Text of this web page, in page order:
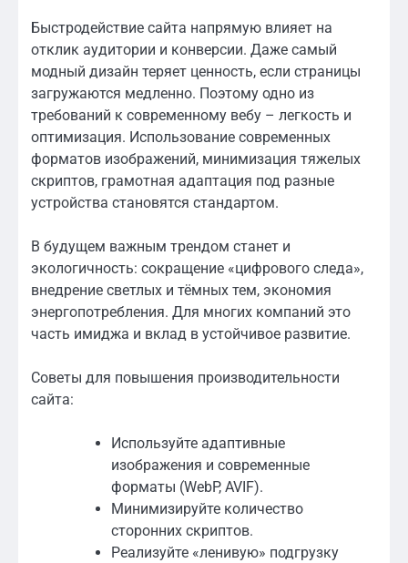
Быстродействие сайта напрямую влияет на
отклик аудитории и конверсии. Даже самый
модный дизайн теряет ценность, если страницы
загружаются медленно. Поэтому одно из
требований к современному вебу – легкость и
оптимизация. Использование современных
форматов изображений, минимизация тяжелых
скриптов, грамотная адаптация под разные
устройства становятся стандартом.
В будущем важным трендом станет и
экологичность: сокращение «цифрового следа»,
внедрение светлых и тёмных тем, экономия
энергопотребления. Для многих компаний это
часть имиджа и вклад в устойчивое развитие.
Советы для повышения производительности
сайта:
Используйте адаптивные
изображения и современные
форматы (WebP, AVIF).
Минимизируйте количество
сторонних скриптов.
Реализуйте «ленивую» подгрузку